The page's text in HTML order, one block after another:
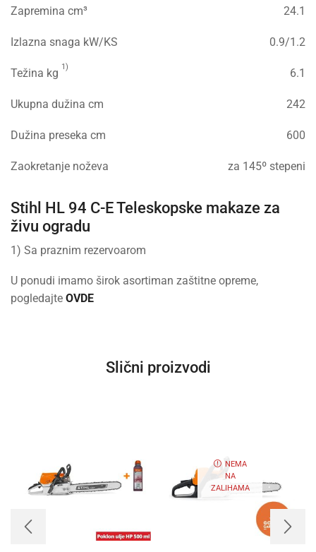
Zapremina cm³ 24.1
Izlazna snaga kW/KS 0.9/1.2
Težina kg 1) 6.1
Ukupna dužina cm 242
Dužina preseka cm 600
Zaokretanje noževa za 145º stepeni
Stihl HL 94 C-E Teleskopske makaze za
živu ogradu
1) Sa praznim rezervoarom
U ponudi imamo širok asortiman zaštitne opreme,
pogledajte OVDE
Slični proizvodi
NEMA
NA
ZALIHAMA